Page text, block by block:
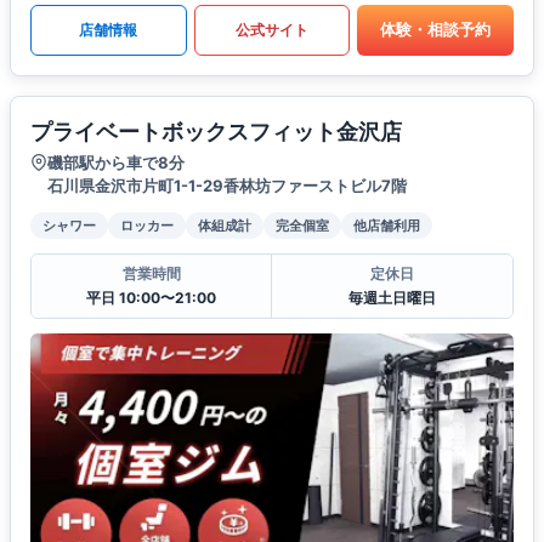
店舗情報 公式サイト 体験・相談予約
プライベートボックスフィット金沢店
磯部駅から車で8分
石川県金沢市片町1-1-29香林坊ファーストビル7階
シャワー ロッカー 体組成計 完全個室 他店舗利用
営業時間
平日 10:00〜21:00
定休日
毎週土日曜日